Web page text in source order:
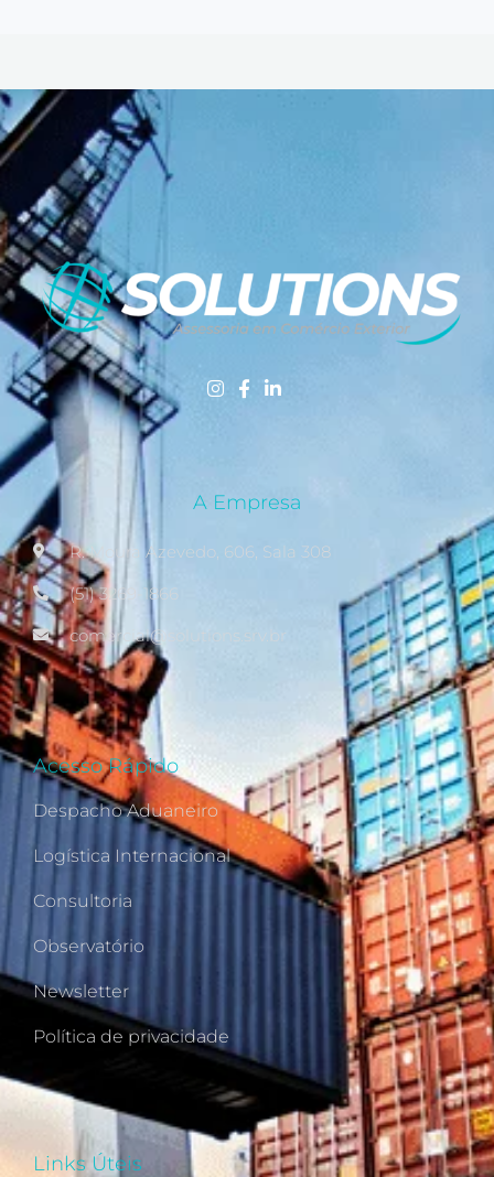
A Empresa
R. Moura Azevedo, 606, Sala 308
(51) 3269-1866
comercial@solutions.srv.br
Acesso Rápido
Despacho Aduaneiro
Logística Internacional
Consultoria
Observatório
Newsletter
Política de privacidade
Links Úteis